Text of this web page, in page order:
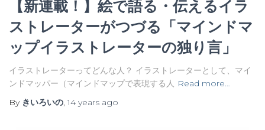
【新連載！】絵で語る・伝えるイラ
ストレーターがつづる「マインドマ
ップイラストレーターの独り言」
イラストレーターってどんな人？ イラストレーターとして、マイ
ンドマッパー（マインドマップで表現する人 Read more…
By きいろいの,14 years ago